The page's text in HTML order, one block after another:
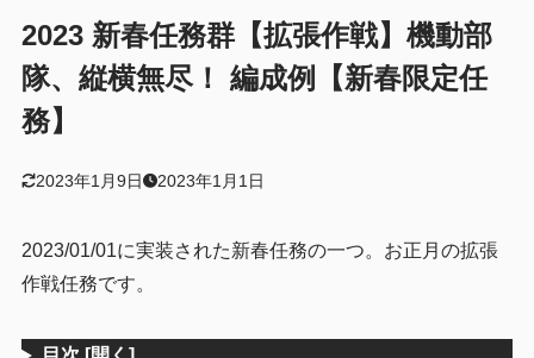
2023 新春任務群【拡張作戦】機動部
隊、縦横無尽！ 編成例【新春限定任
務】
2023年1月9日 2023年1月1日
2023/01/01に実装された新春任務の一つ。お正月の拡張
作戦任務です。
2.2.1 基地航空隊
2.3 ４－５
2.5 ６－５
3 まとめ